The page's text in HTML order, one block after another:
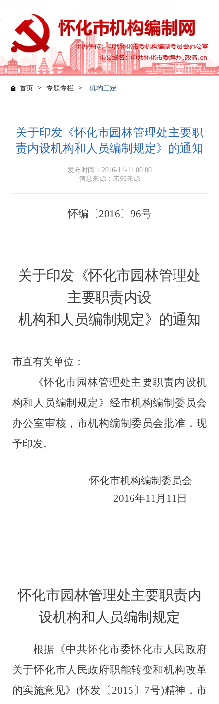
首页 > 专题专栏 > 机构三定
关于印发《怀化市园林管理处主要职
责内设机构和人员编制规定》的通知
发布时间：2016-11-11 00:00
信息来源：未知来源
怀编〔2016〕 96号
关于印发《怀化市园林管理处
主要职责内设
机构和人员编制规定》的通知
市直有关单位：
《怀化市园林管理处主要职责内设机
构和人员编制规定》经市机构编制委员会
办公室审核，市机构编制委员会批准，现
予印发。
怀化市机构编制委员会
2016年11月 11 日
怀化市园林管理处主要职责内
设机构和人员编制规定
根据《中共怀化市委怀化市人民政府
关于怀化市人民政府职能转变和机构改革
的实施意见》 (怀发〔2015〕7号)精神，市